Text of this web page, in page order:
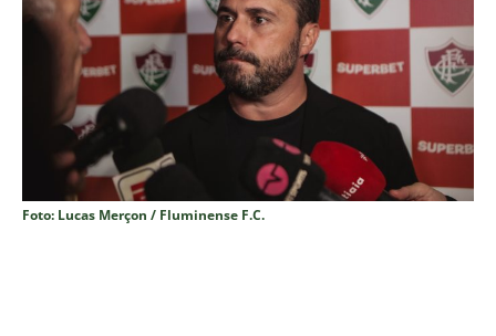
Foto: Lucas Merçon / Fluminense F.C.